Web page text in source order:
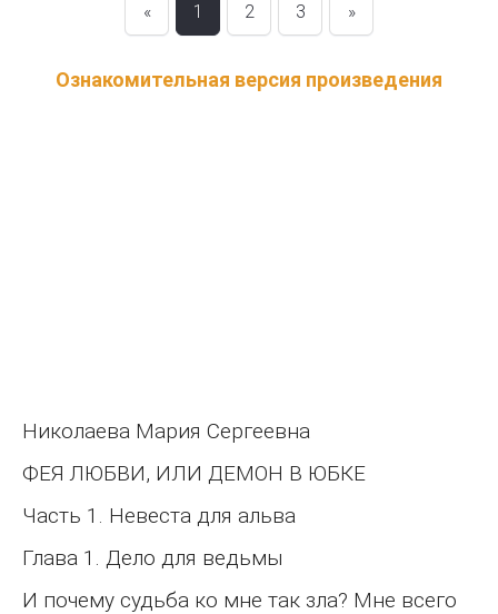
« 1 2 3 »
Ознакомительная версия произведения
Николаева Мария Сергеевна
ФЕЯ ЛЮБВИ, ИЛИ ДЕМОН В ЮБКЕ
Часть 1. Невеста для альва
Глава 1. Дело для ведьмы
И почему судьба ко мне так зла? Мне всего